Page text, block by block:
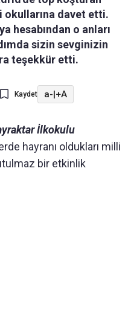
okullarına davet etti.
hesabından o anları
sizin sevginizin
teşekkür etti.
Kaydet a-|+A
İlkokulu
hayranı oldukları milli
bir etkinlik